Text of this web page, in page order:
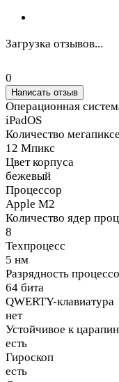
Загрузка отзывов...
0
Написать отзыв
Операционная
iPadOS
Количество
12 Мпикс
Цвет корпуса
бежевый
Процессор
Apple M2
Количество ядер
8
Техпроцесс
5 нм
Разрядность
64 бита
QWERTY-клавиатура
нет
Устойчивое к
есть
Гироскоп
есть